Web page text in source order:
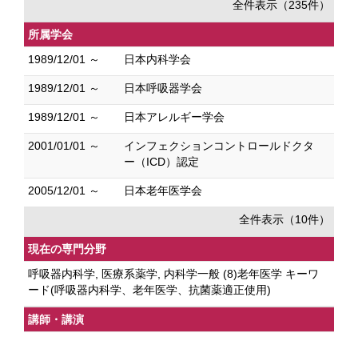
全件表示（235件）
所属学会
1989/12/01 ～
日本内科学会
1989/12/01 ～ 日本呼吸器学会
1989/12/01 ～ 日本アレルギー学会
2001/01/01 ～
インフェクションコントロールドクタ
ー（ICD）認定
2005/12/01 ～ 日本老年医学会
全件表示（10件）
現在の専門分野
呼吸器内科学, 医療系薬学, 内科学一般 (8)老年医学 キーワ
ード(呼吸器内科学、老年医学、抗菌薬適正使用)
講師・講演